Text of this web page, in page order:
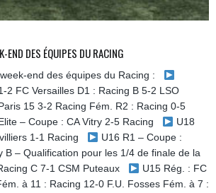
END DES ÉQUIPES DU RACING
end des équipes du Racing :
2 FC Versailles D1 : Racing B 5-2 LSO
15 3-2 Racing Fém. R2 : Racing 0-5
– Coupe : CA Vitry 2-5 Racing
U18
1-1 Racing
U16 R1 – Coupe :
B – Qualification pour les 1/4 de finale de la
C 7-1 CSM Puteaux
U15 Rég. : FC
à 11 : Racing 12-0 F.U. Fosses Fém. à 7 :